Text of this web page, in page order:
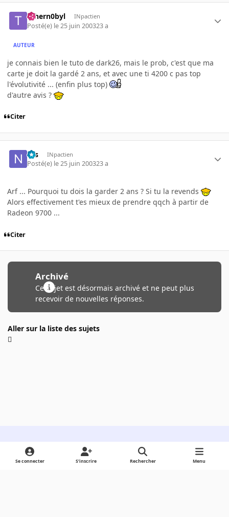
Tchern0byl INpactien
Posté(e) le 25 juin 200323 a
AUTEUR
je connais bien le tuto de dark26, mais le prob, c'est que ma
carte je doit la gardé 2 ans, et avec une ti 4200 c pas top
l'évolutivité ... (enfin plus top)
d'autre avis ?
Citer
Nis INpactien
Posté(e) le 25 juin 200323 a
Arf ... Pourquoi tu dois la garder 2 ans ? Si tu la revends
Alors effectivement t'es mieux de prendre qqch à partir de
Radeon 9700 ...
Citer
Archivé
Ce sujet est désormais archivé et ne peut plus
recevoir de nouvelles réponses.
Aller sur la liste des sujets
Light ModeDark ModeSystem Preference
Se connecter S’inscrire Rechercher Menu